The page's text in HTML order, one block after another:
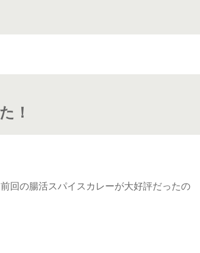
！
回の腸活スパイスカレーが大好評だったの